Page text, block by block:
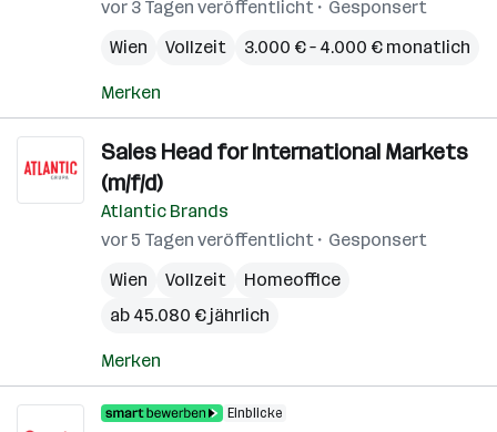
vor 3 Tagen veröffentlicht
Gesponsert
Wien
Vollzeit 3.000 € – 4.000 € monatlich
Merken
Sales Head for International Markets
(m/f/d)
Atlantic Brands
vor 5 Tagen veröffentlicht
Gesponsert
Wien
Vollzeit
Homeoffice
ab 45.080 € jährlich
Merken
Einblicke